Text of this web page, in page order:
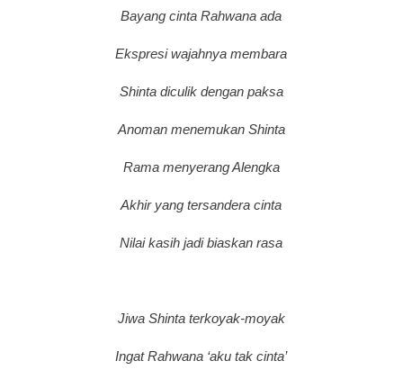
Bayang cinta Rahwana ada
Ekspresi wajahnya membara
Shinta diculik dengan paksa
Anoman menemukan Shinta
Rama menyerang Alengka
Akhir yang tersandera cinta
Nilai kasih jadi biaskan rasa
Jiwa Shinta terkoyak-moyak
Ingat Rahwana ‘aku tak cinta’